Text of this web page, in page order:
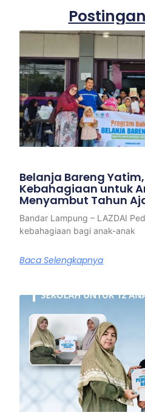
Belanja Bareng
Kebahagiaan untuk
Menyambut Tahun
Bandar Lampung – LAZDAI
kebahagiaan bagi anak-anak
Baca Selengkapnya